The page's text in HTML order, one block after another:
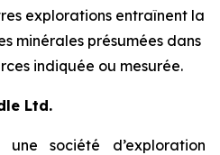
explorations entraînent la
minérales présumées dans
indiquée ou mesurée.
Ltd.
société d’exploration